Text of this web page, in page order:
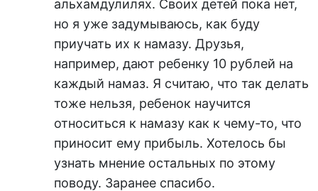
альхамдулилях. Своих детей пока нет,
но я уже задумываюсь, как буду
приучать их к намазу. Друзья,
например, дают ребенку 10 рублей на
каждый намаз. Я считаю, что так делать
тоже нельзя, ребенок научится
относиться к намазу как к чему-то, что
приносит ему прибыль. Хотелось бы
узнать мнение остальных по этому
поводу. Заранее спасибо.